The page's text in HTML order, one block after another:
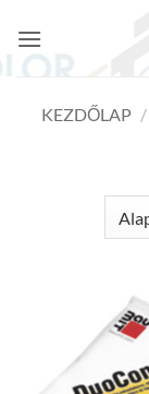
KEZDŐLAP /